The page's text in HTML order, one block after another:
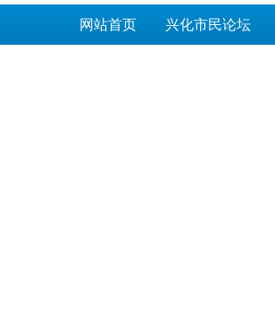
网站首页 兴化市民论坛